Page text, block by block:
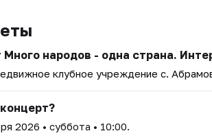
Много народов - одна страна.
клубное учреждение с.
2026 • суббота • 10:00.